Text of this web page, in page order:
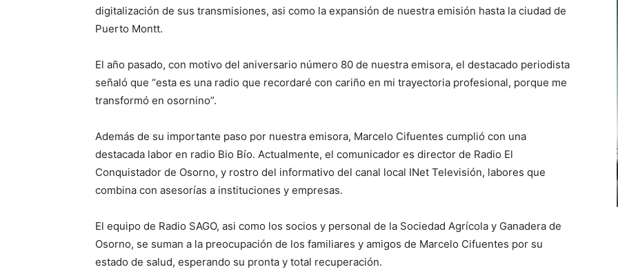
digitalización de sus transmisiones, asi como la expansión de nuestra emisión hasta la ciudad de
Puerto Montt.
El año pasado, con motivo del aniversario número 80 de nuestra emisora, el destacado periodista
señaló que “esta es una radio que recordaré con cariño en mi trayectoria profesional, porque me
transformó en osornino”.
Además de su importante paso por nuestra emisora, Marcelo Cifuentes cumplió con una
destacada labor en radio Bio Bío. Actualmente, el comunicador es director de Radio El
Conquistador de Osorno, y rostro del informativo del canal local INet Televisión, labores que
combina con asesorías a instituciones y empresas.
El equipo de Radio SAGO, asi como los socios y personal de la Sociedad Agrícola y Ganadera de
Osorno, se suman a la preocupación de los familiares y amigos de Marcelo Cifuentes por su
estado de salud, esperando su pronta y total recuperación.